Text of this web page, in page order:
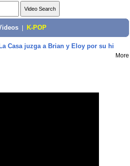
K-POP
La Casa juzga a Brian y Eloy por su hi
More